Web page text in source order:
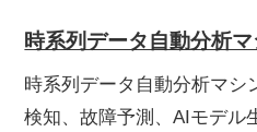
時系列データ自動分析マ
時系列データ自動分析マシ
検知、故障予測、AIモデル